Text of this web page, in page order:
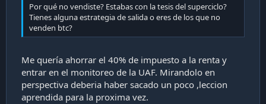
Por qué no vendiste? Estabas con la tesis del superciclo?
Tienes alguna estrategia de salida o eres de los que no
venden btc?
Me quería ahorrar el 40% de impuesto a la renta y
entrar en el monitoreo de la UAF. Mirandolo en
perspectiva deberia haber sacado un poco ,leccion
aprendida para la proxima vez.